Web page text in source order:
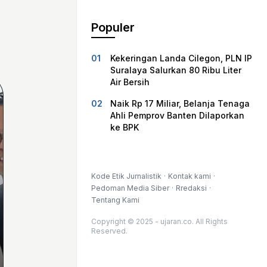
Populer
Kekeringan Landa Cilegon, PLN IP
Suralaya Salurkan 80 Ribu Liter
Air Bersih
Naik Rp 17 Miliar, Belanja Tenaga
Ahli Pemprov Banten Dilaporkan
ke BPK
Kode Etik Jurnalistik
Kontak kami
Pedoman Media Siber
Rredaksi
Tentang Kami
Copyright © 2025 - ujaran.co. All Rights
Reserved.